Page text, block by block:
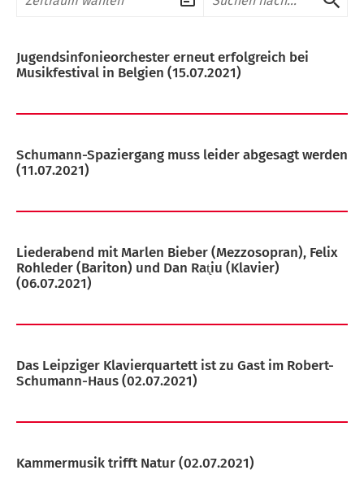
Jugendsinfonieorchester erneut erfolgreich bei
Musikfestival in Belgien (15.07.2021)
Schumann-Spaziergang muss leider abgesagt werden
(11.07.2021)
Liederabend mit Marlen Bieber (Mezzosopran), Felix
Rohleder (Bariton) und Dan Rat̨iu (Klavier)
(06.07.2021)
Das Leipziger Klavierquartett ist zu Gast im Robert-
Schumann-Haus(02.07.2021)
Kammermusik trifft Natur(02.07.2021)